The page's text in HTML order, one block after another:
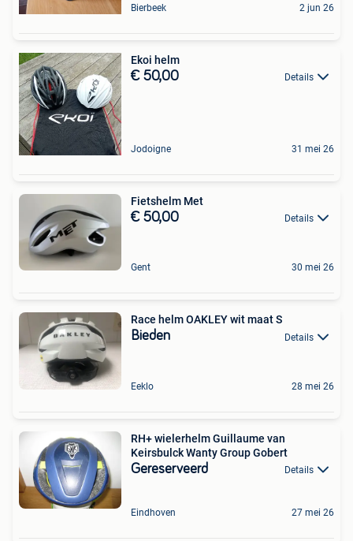
Bierbeek 2 jun 26
Ekoi helm
€ 50,00 Details
Jodoigne 31 mei 26
Fietshelm Met
€ 50,00 Details
Gent 30 mei 26
Race helm OAKLEY wit maat S
Bieden Details
Eeklo 28 mei 26
RH+ wielerhelm Guillaume van
Keirsbulck Wanty Group Gobert
Gereserveerd Details
Eindhoven 27 mei 26